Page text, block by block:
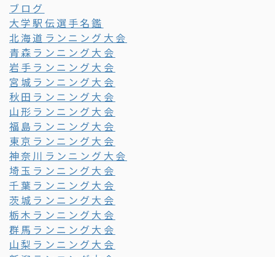
ブログ
大学駅伝選手名鑑
北海道ランニング大会
青森ランニング大会
岩手ランニング大会
宮城ランニング大会
秋田ランニング大会
山形ランニング大会
福島ランニング大会
東京ランニング大会
神奈川ランニング大会
埼玉ランニング大会
千葉ランニング大会
茨城ランニング大会
栃木ランニング大会
群馬ランニング大会
山梨ランニング大会